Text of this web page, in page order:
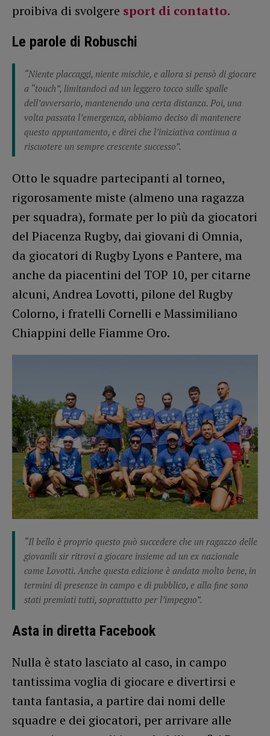
proibiva di svolgere sport di contatto.
Le parole di Robuschi
“Niente placcaggi, niente mischie, e allora si pensò di giocare
a “touch”, limitandoci ad un leggero tocco sulle spalle
dell’avversario, mantenendo una certa distanza. Poi, una
volta passata l’emergenza, abbiamo deciso di mantenere
questo appuntamento, e direi che l’iniziativa continua a
riscuotere un sempre crescente successo”.
Otto le squadre partecipanti al torneo,
rigorosamente miste (almeno una ragazza
per squadra), formate per lo più da giocatori
del Piacenza Rugby, dai giovani di Omnia,
da giocatori di Rugby Lyons e Pantere, ma
anche da piacentini del TOP 10, per citarne
alcuni, Andrea Lovotti, pilone del Rugby
Colorno, i fratelli Cornelli e Massimiliano
Chiappini delle Fiamme Oro.
“Il bello è proprio questo può succedere che un ragazzo delle
giovanili sir ritrovi a giocare insieme ad un ex nazionale
come Lovotti. Anche questa edizione è andata molto bene, in
termini di presenze in campo e di pubblico, e alla fine sono
stati premiati tutti, soprattutto per l’impegno”.
Asta in diretta Facebook
Nulla è stato lasciato al caso, in campo
tantissima voglia di giocare e divertirsi e
tanta fantasia, a partire dai nomi delle
squadre e dei giocatori, per arrivare alle